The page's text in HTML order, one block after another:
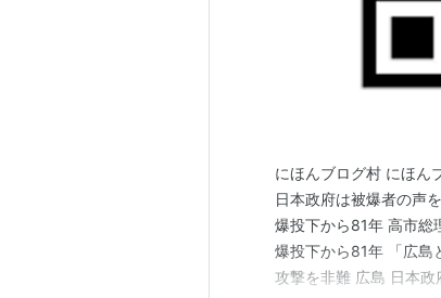
にほんブログ村 にほん
日本政府は被爆者の声
爆投下から81年 高市総
爆投下から81年 「広島
攻撃を非難 広島 日本政